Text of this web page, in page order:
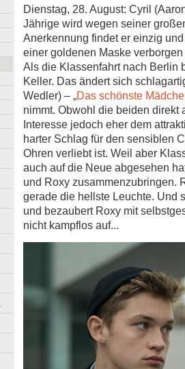
Dienstag, 28. August: Cyril
Jährige wird wegen seiner
Anerkennung findet er einzig
einer goldenen Maske
Als die Klassenfahrt nach Berlin
Keller. Das ändert sich
Wedler) – „Das schönste
nimmt. Obwohl die beiden
Interesse jedoch eher dem
harter Schlag für den sensiblen
Ohren verliebt ist. Weil aber
auch auf die Neue abgesehen
und Roxy zusammenzubringen.
gerade die hellste Leuchte. Und
und bezaubert Roxy mit
nicht kampflos auf...